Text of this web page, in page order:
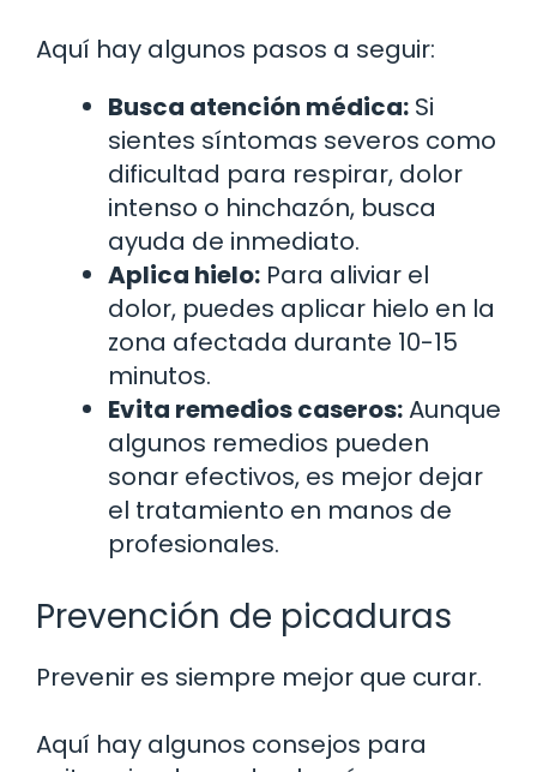
Aquí hay algunos pasos a seguir:
Busca atención médica: Si
sientes síntomas severos como
dificultad para respirar, dolor
intenso o hinchazón, busca
ayuda de inmediato.
Aplica hielo: Para aliviar el
dolor, puedes aplicar hielo en la
zona afectada durante 10-15
minutos.
Evita remedios caseros:Aunque
algunos remedios pueden
sonar efectivos, es mejor dejar
el tratamiento en manos de
profesionales.
Prevención de picaduras
Prevenir es siempre mejor que curar.
Aquí hay algunos consejos para